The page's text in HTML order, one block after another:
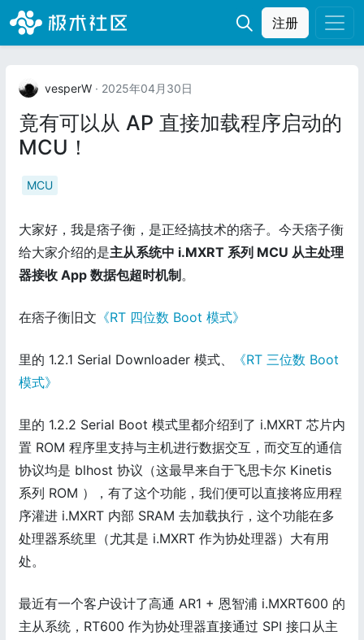
注册
vesperW · 2025年04月30日
竟有可以从 AP 直接加载程序启动的
MCU！
MCU
大家好，我是痞子衡，是正经搞技术的痞子。今天痞子衡
给大家介绍的是主从系统中 i.MXRT 系列 MCU 从主处理
器接收 App 数据包超时机制 。
在痞子衡旧文 《RT 四位数 Boot 模式》
里的 1.2.1 Serial Downloader 模式、
《RT 三位数 Boot
模式》
里的 1.2.2 Serial Boot 模式里都介绍到了 i.MXRT 芯片内
置 ROM 程序里支持与主机进行数据交互，而交互的通信
协议均是 blhost 协议（这最早来自于飞思卡尔 Kinetis
系列 ROM ），有了这个功能，我们便可以直接将应用程
序灌进 i.MXRT 内部 SRAM 去加载执行，这个功能在多
处理器系统里（尤其是 i.MXRT 作为协处理器）大有用
处。
最近有一个客户设计了高通 AR1 + 恩智浦 i.MXRT600 的
主从系统，RT600 作为协处理器直接通过 SPI 接口从主